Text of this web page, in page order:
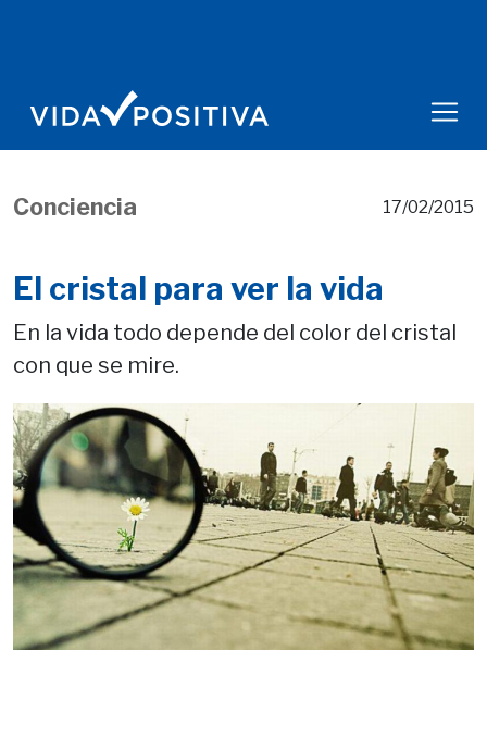
Conciencia 17/02/2015
El cristal para ver la vida
En la vida todo depende del color del cristal
con que se mire.